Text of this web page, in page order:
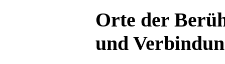
Orte der
und